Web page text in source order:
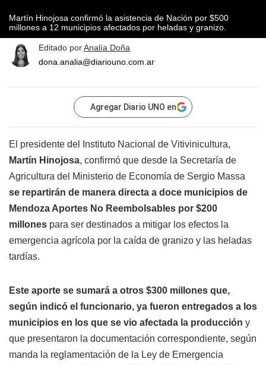
Martín Hinojosa confirmó la asistencia de Nación por $500
millones a 12 municipios afectados por heladas y granizo.
Editado porAnalía Doña
dona.analia@diariouno.com.ar
Agregar Diario UNO en
El presidente del Instituto Nacional de Vitivinicultura,
Martín Hinojosa, confirmó que desde la Secretaría de
Agricultura del Ministerio de Economía de Sergio Massa
se repartirán de manera directa a doce municipios de
Mendoza Aportes No Reembolsables por $200
millones para ser destinados a mitigar los efectos la
emergencia agrícola por la caída de granizo y las heladas
tardías.
Este aporte se sumará a otros $300 millones que,
según indicó el funcionario, ya fueron entregados a los
municipios en los que se vio afectada la producción y
que presentaron la documentación correspondiente, según
manda la reglamentación de la Ley de Emergencia